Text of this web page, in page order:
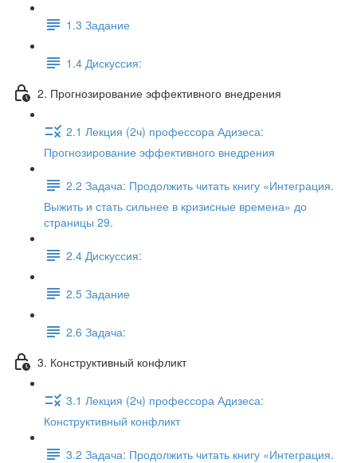
1.3 Задание
1.4 Дискуссия:
2. Прогнозирование эффективного внедрения
2.1 Лекция (2ч) профессора Адизеса:
Прогнозирование эффективного внедрения
2.2 Задача: Продолжить читать книгу «Интеграция.
Выжить и стать сильнее в кризисные времена» до
страницы 29.
2.4 Дискуссия:
2.5 Задание
2.6 Задача:
3. Конструктивный конфликт
3.1 Лекция (2ч) профессора Адизеса:
Конструктивный конфликт
3.2 Задача: Продолжить читать книгу «Интеграция.